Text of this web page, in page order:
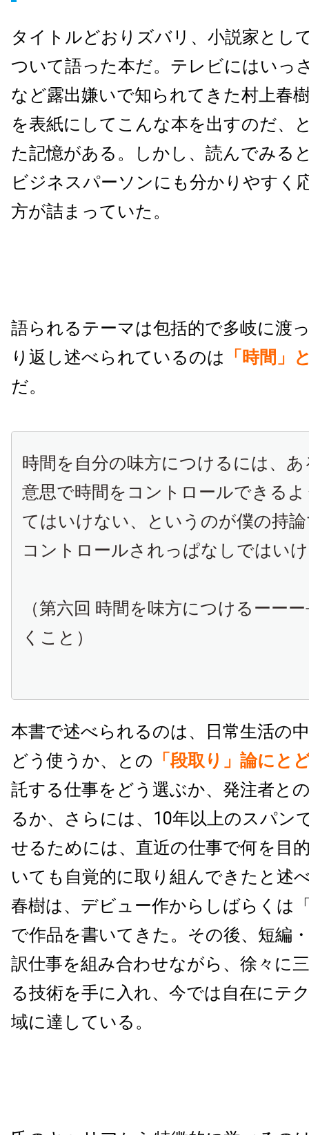
タイトルどおりズバリ、小説家とし
ついて語った本だ。テレビにはいっ
など露出嫌いで知られてきた村上春
を表紙にしてこんな本を出すのだ、
た記憶がある。しかし、読んでみる
ビジネスパーソンにも分かりやすく
方が詰まっていた。
語られるテーマは包括的で多岐に渡
り返し述べられているのは 「時間」
だ。
時間を自分の味方につけるには、
意思で時間をコントロールできる
てはいけない、というのが僕の持
コントロールされっぱなしではい
（第六回 時間を味方につけるーー
くこと）
本書で述べられるのは、日常生活の
どう使うか、との 「段取り」論にと
託する仕事をどう選ぶか、発注者と
るか、さらには、10年以上のスパン
せるためには、直近の仕事で何を目
いても自覚的に取り組んできたと述
春樹は、デビュー作からしばらくは
で作品を書いてきた。その後、短編
訳仕事を組み合わせながら、徐々に
る技術を手に入れ、今では自在にテ
域に達している。